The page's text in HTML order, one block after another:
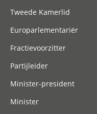
Tweede Kamerlid
Europarlementariër
Fractievoorzitter
Partijleider
Minister-president
Minister